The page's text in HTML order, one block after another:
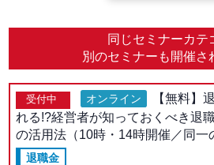
同じセミナーカテ
別のセミナーも開催さ
受付中 オンライン
【無料】
れる!?経営者が知っておくべき退
の活用法（10時・14時開催／同一
退職金